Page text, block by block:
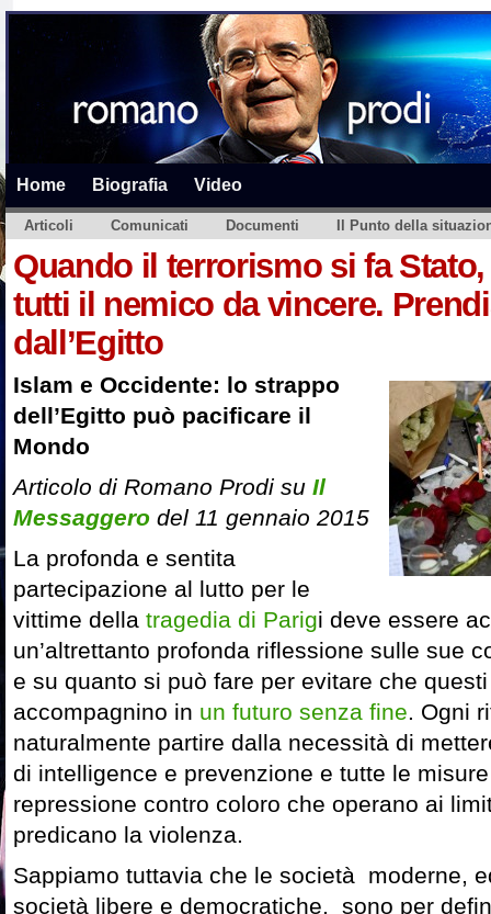
Home Biografia Video
Articoli Comunicati Documenti Il Punto della
Quando il terrorismo si fa
tutti il nemico da vincere.
dall’Egitto
Islam e Occidente: lo strappo
dell’Egitto può pacificare il
Mondo
Articolo di Romano Prodi su Il
Messaggero del 11 gennaio 2015
La profonda e sentita
partecipazione al lutto per le
vittime della tragedia di Parigi deve essere
un’altrettanto profonda riflessione sulle sue
e su quanto si può fare per evitare che
accompagnino in un futuro senza fine. Ogni
naturalmente partire dalla necessità di
di intelligence e prevenzione e tutte le
repressione contro coloro che operano ai
predicano la violenza.
Sappiamo tuttavia che le società moderne,
società libere e democratiche, sono per